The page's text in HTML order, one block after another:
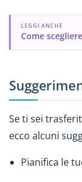
LEGGI ANCHE
Come
Se ti sei
ecco alcuni
Pianifica le